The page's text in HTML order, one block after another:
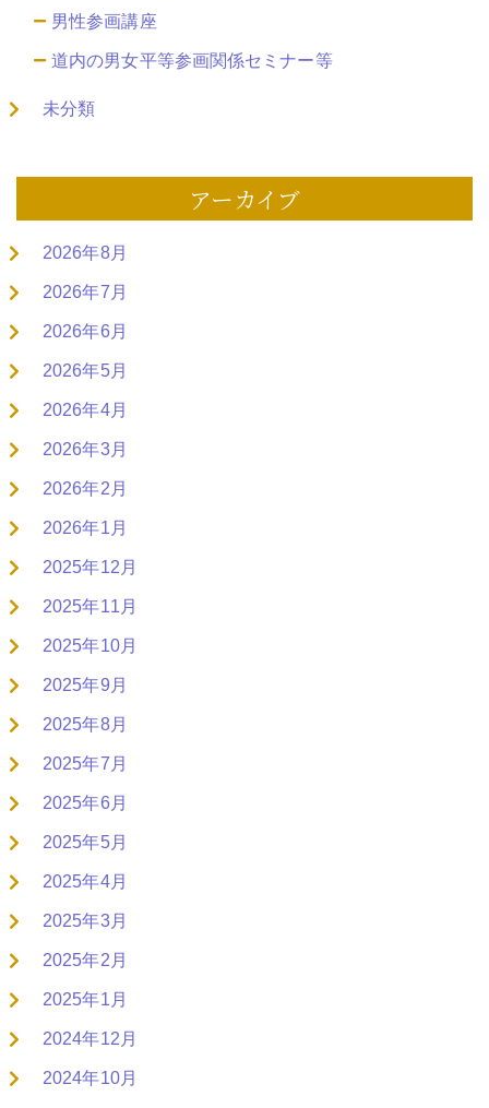
男性参画講座
道内の男女平等参画関係セミナー等
未分類
アーカイブ
2026年8月
2026年7月
2026年6月
2026年5月
2026年4月
2026年3月
2026年2月
2026年1月
2025年12月
2025年11月
2025年10月
2025年9月
2025年8月
2025年7月
2025年6月
2025年5月
2025年4月
2025年3月
2025年2月
2025年1月
2024年12月
2024年10月